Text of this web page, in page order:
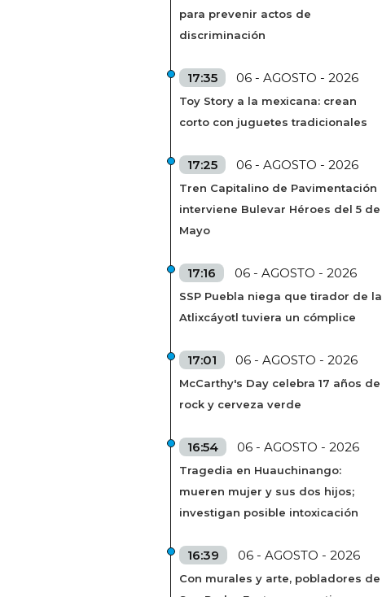
para prevenir actos de
discriminación
17:35 06 - AGOSTO - 2026
Toy Story a la mexicana: crean
corto con juguetes tradicionales
17:25 06 - AGOSTO - 2026
Tren Capitalino de Pavimentación
interviene Bulevar Héroes del 5 de
Mayo
17:16 06 - AGOSTO - 2026
SSP Puebla niega que tirador de la
Atlixcáyotl tuviera un cómplice
17:01 06 - AGOSTO - 2026
McCarthy's Day celebra 17 años de
rock y cerveza verde
16:54 06 - AGOSTO - 2026
Tragedia en Huauchinango:
mueren mujer y sus dos hijos;
investigan posible intoxicación
16:39 06 - AGOSTO - 2026
Con murales y arte, pobladores de